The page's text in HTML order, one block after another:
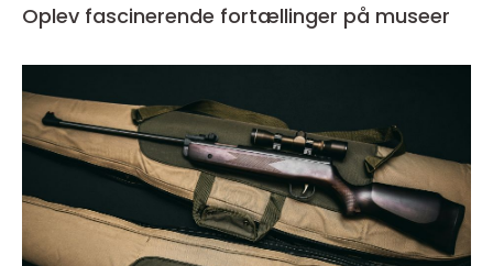
Oplev fascinerende fortællinger på museer